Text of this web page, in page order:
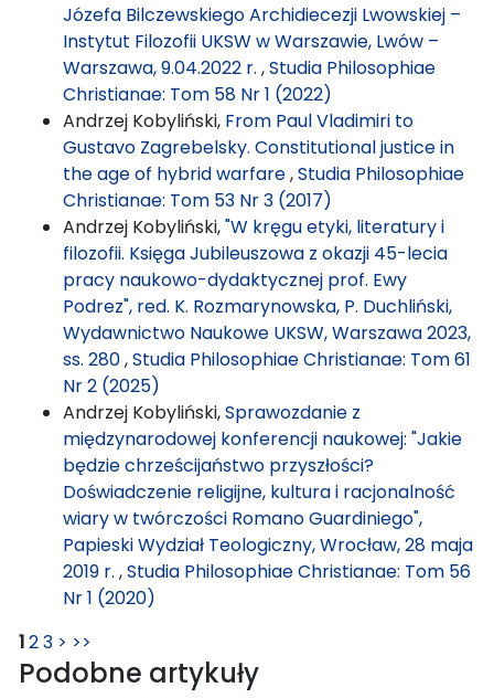
Józefa Bilczewskiego Archidiecezji Lwowskiej –
Instytut Filozofii UKSW w Warszawie, Lwów –
Warszawa, 9.04.2022 r. ,Studia Philosophiae
Christianae: Tom 58 Nr 1 (2022)
Andrzej Kobyliński, From Paul Vladimiri to
Gustavo Zagrebelsky. Constitutional justice in
the age of hybrid warfare,Studia Philosophiae
Christianae: Tom 53 Nr 3 (2017)
Andrzej Kobyliński,"W kręgu etyki, literatury i
filozofii. Księga Jubileuszowa z okazji 45-lecia
pracy naukowo-dydaktycznej prof. Ewy
Podrez", red. K. Rozmarynowska, P. Duchliński,
Wydawnictwo Naukowe UKSW, Warszawa 2023,
ss. 280,Studia Philosophiae Christianae: Tom 61
Nr 2 (2025)
Andrzej Kobyliński,Sprawozdanie z
międzynarodowej konferencji naukowej: "Jakie
będzie chrześcijaństwo przyszłości?
Doświadczenie religijne, kultura i racjonalność
wiary w twórczości Romano Guardiniego",
Papieski Wydział Teologiczny, Wrocław, 28 maja
2019 r. ,Studia Philosophiae Christianae: Tom 56
Nr 1 (2020)
123 > >>
Podobne artykuły